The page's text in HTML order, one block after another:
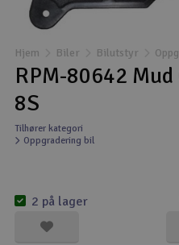
Båter
Droner
Fly
Helikopter
Kamerautstyr
Hjem Biler Bilutstyr
RPM-80642
8S
Tilhører kategori
Oppgradering bil
2 på lager